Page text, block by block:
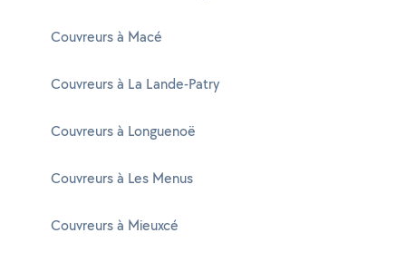
Couvreurs à Macé
Couvreurs à La Lande-Patry
Couvreurs à Longuenoë
Couvreurs à Les Menus
Couvreurs à Mieuxcé